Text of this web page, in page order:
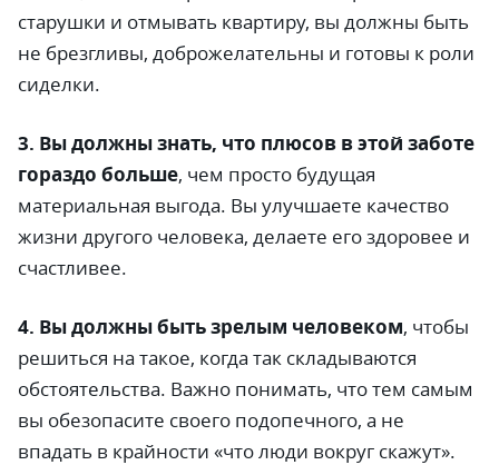
старушки и отмывать квартиру, вы должны быть
не брезгливы, доброжелательны и готовы к роли
сиделки.
3. Вы должны знать, что плюсов в этой заботе
гораздо больше, чем просто будущая
материальная выгода. Вы улучшаете качество
жизни другого человека, делаете его здоровее и
счастливее.
4. Вы должны быть зрелым человеком, чтобы
решиться на такое, когда так складываются
обстоятельства. Важно понимать, что тем самым
вы обезопасите своего подопечного, а не
впадать в крайности «что люди вокруг скажут».